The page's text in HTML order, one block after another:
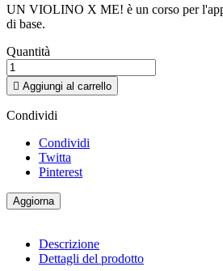
UN VIOLINO X ME! è un corso per
di base.
Quantità
 Aggiungi al carrello
Condividi
Condividi
Twitta
Pinterest
Descrizione
Dettagli del prodotto